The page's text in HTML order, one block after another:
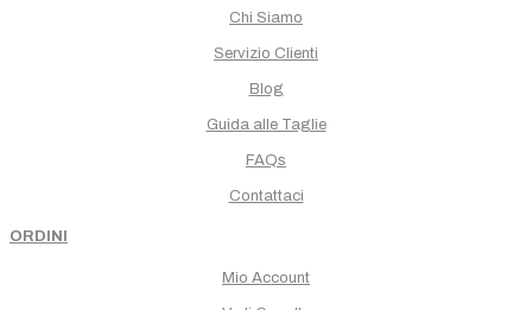
Chi Siamo
Servizio Clienti
Blog
Guida alle Taglie
FAQs
Contattaci
ORDINI
Mio Account